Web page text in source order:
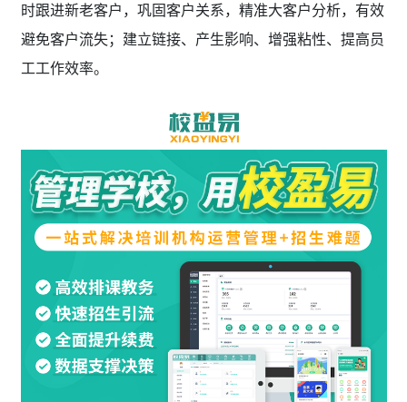
时跟进新老客户，巩固客户关系，精准大客户分析，有效
避免客户流失；建立链接、产生影响、增强粘性、提高员
工工作效率。